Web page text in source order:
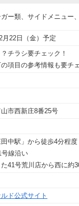
ー類、サイドメニュー
月22日（金）予定
チラシ要チェック！
の項目の参考情報も要チ
市西新庄8番25号
田中駅」から徒歩4分程度
号線沿い
た41号荒川店から西に約
ド公式サイト